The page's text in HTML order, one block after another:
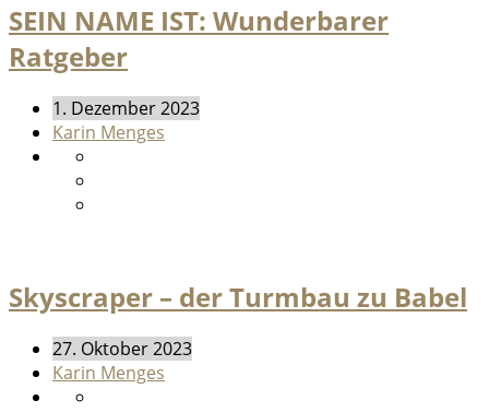
SEIN NAME IST: Wunderbarer
Ratgeber
1. Dezember 2023
Karin Menges
Skyscraper – der Turmbau zu Babel
27. Oktober 2023
Karin Menges